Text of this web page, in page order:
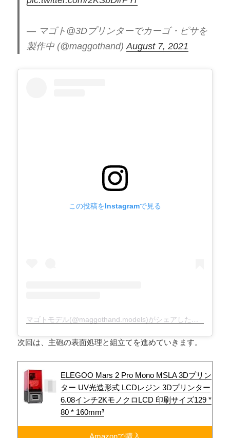
— マゴト@3Dプリンターでカーゴ・ピサを
製作中 (@maggothand)August 7, 2021
この投稿をInstagramで見る
マゴトモデル(@maggothand.models)がシェアした投稿
次回は、主砲の表面処理と組立てを進めていきます。
ELEGOO Mars 2 Pro Mono MSLA 3Dプリン
ター UV光造形式 LCDレジン 3Dプリンター
6.08インチ2KモノクロLCD 印刷サイズ129 *
80 * 160mm³
Amazonで購入